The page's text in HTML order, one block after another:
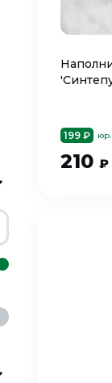
199 ₽
210 ₽